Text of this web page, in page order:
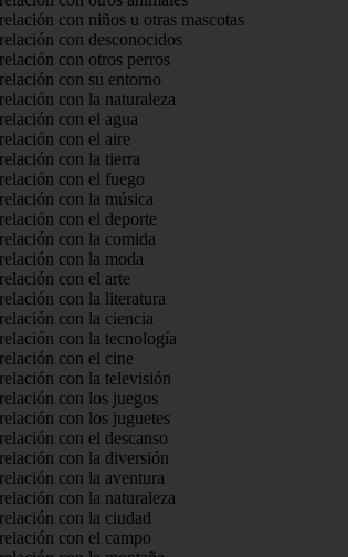
con niños u otras mascotas
con desconocidos
con otros perros
con su entorno
con la naturaleza
con el agua
con el aire
con la tierra
con el fuego
con la música
con el deporte
con la comida
con la moda
con el arte
con la literatura
con la ciencia
con la tecnología
con el cine
con la televisión
con los juegos
con los juguetes
con el descanso
con la diversión
con la aventura
con la naturaleza
con la ciudad
con el campo